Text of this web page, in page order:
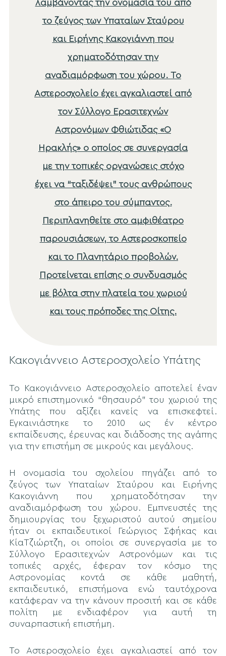
λαμβάνοντας την ονομασία του από
το ζεύγος των Υπαταίων Σταύρου
και Ειρήνης Κακογιάννη που
χρηματοδότησαν την
αναδιαμόρφωση του χώρου. Το
Αστεροσχολείο έχει αγκαλιαστεί από
τον Σύλλογο Ερασιτεχνών
Αστρονόμων Φθιώτιδας «Ο
Ηρακλής» ο οποίος σε συνεργασία
με την τοπικές οργανώσεις στόχο
έχει να “ταξιδέψει” τους ανθρώπους
στο άπειρο του σύμπαντος.
Περιπλανηθείτε στο αμφιθέατρο
παρουσιάσεων, το Αστεροσκοπείο
και το Πλανητάριο προβολών.
Προτείνεται επίσης ο συνδυασμός
με βόλτα στην πλατεία του χωριού
και τους πρόποδες της Οίτης.
Κακογιάννειο Αστεροσχολείο Υπάτης
Το Κακογιάννειο Αστεροσχολείο αποτελεί έναν
μικρό επιστημονικό “θησαυρό” του χωριού της
Υπάτης που αξίζει κανείς να επισκεφτεί.
Εγκαινιάστηκε το 2010 ως έν κέντρο
εκπαίδευσης, έρευνας και διάδοσης της αγάπης
για την επιστήμη σε μικρούς και μεγάλους.
Η ονομασία του σχολείου πηγάζει από το
ζεύγος των Υπαταίων Σταύρου και Ειρήνης
Κακογιάννη που χρηματοδότησαν την
αναδιαμόρφωση του χώρου. Εμπνευστές της
δημιουργίας του ξεχωριστού αυτού σημείου
ήταν οι εκπαιδευτικοί Γεώργιος Σφήκας και
ΚίαΤζιώρτζη, οι οποίοι σε συνεργασία με το
Σύλλογο Ερασιτεχνών Αστρονόμων και τις
τοπικές αρχές, έφεραν τον κόσμο της
Αστρονομίας κοντά σε κάθε μαθητή,
εκπαιδευτικό, επιστήμονα ενώ ταυτόχρονα
κατάφεραν να την κάνουν προσιτή και σε κάθε
πολίτη με ενδιαφέρον για αυτή τη
συναρπαστική επιστήμη.
Το Αστεροσχολείο έχει αγκαλιαστεί από τον